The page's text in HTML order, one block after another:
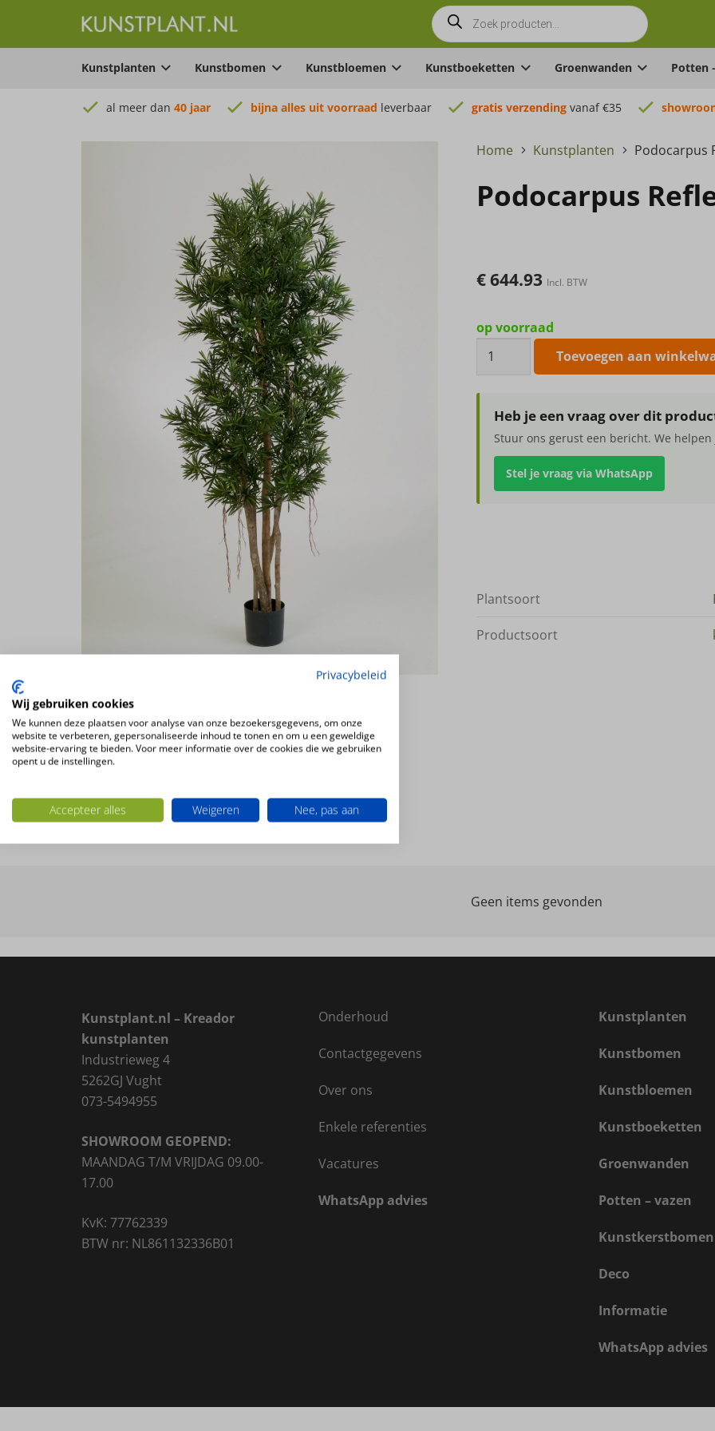
Producten
zoeken
Kunstplanten Kunstbomen Kunstbloemen Kunstboeketten Groenwanden Potten
al meer dan 40 jaar bijna alles uit voorraad leverbaar gratis verzending vanaf €35
Home Kunstplanten Podocarpus
Podocarpus
€644.93 Incl. BTW
op voorraad
Podocarpus
210cm
aantal
Toevoegen aan
Heb je een vraag over dit
Stuur ons gerust een bericht. We helpen
Stel je vraag via WhatsApp
Plantsoort
Productsoort
Geen items gevonden
Kunstplant.nl – Kreador
kunstplanten
Industrieweg 4
5262GJ Vught
073-5494955
SHOWROOM GEOPEND:
MAANDAG T/M VRIJDAG 09.00-
17.00
KvK: 77762339
BTW nr: NL861132336B01
Onderhoud
Contactgegevens
Over ons
Enkele referenties
Vacatures
WhatsApp advies
Kunstplanten
Kunstbomen
Kunstbloemen
Kunstboeketten
Groenwanden
Potten – vazen
Kunstkerstbomen
Deco
Informatie
WhatsApp advies
Privacybeleid
Wij gebruiken cookies
We kunnen deze plaatsen voor analyse van onze bezoekersgegevens, om onze
website te verbeteren, gepersonaliseerde inhoud te tonen en om u een geweldige
website-ervaring te bieden. Voor meer informatie over de cookies die we gebruiken
opent u de instellingen.
Accepteer alles Weigeren Nee, pas aan